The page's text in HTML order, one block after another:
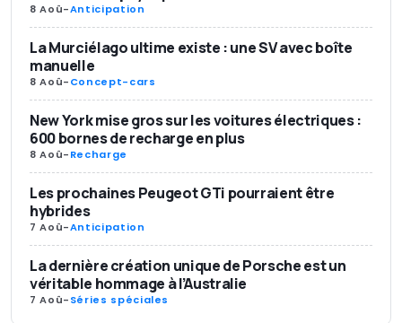
8 Aoû-Anticipation
La Murciélago ultime existe : une SV avec boîte
manuelle
8 Aoû-Concept-cars
New York mise gros sur les voitures électriques :
600 bornes de recharge en plus
8 Aoû-Recharge
Les prochaines Peugeot GTi pourraient être
hybrides
7 Aoû-Anticipation
La dernière création unique de Porsche est un
véritable hommage à l’Australie
7 Aoû-Séries spéciales